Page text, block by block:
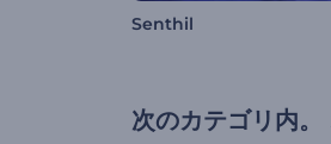
Senthil
次のカテゴリ内。